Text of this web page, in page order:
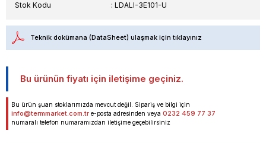
Stok Kodu
LDALI-3E101-U
Teknik dokümana (DataSheet) ulaşmak için tıklayınız
Bu ürünün fiyatı için iletişime geçiniz.
Bu ürün şuan stoklarımızda mevcut değil. Sipariş ve bilgi için
info@termmarket.com.tr e-posta adresinden veya 0232 459 77 37
numaralı telefon numaramızdan iletişime geçebilirsiniz